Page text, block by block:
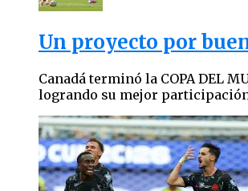
Un proyecto por
Canadá terminó la COPA DEL
logrando su mejor